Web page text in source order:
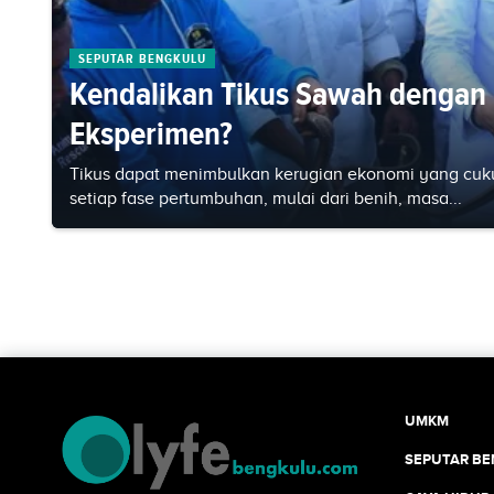
SEPUTAR BENGKULU
Kendalikan Tikus Sawah
Eksperimen?
Tikus dapat menimbulkan kerugian ekonomi yang
setiap fase pertumbuhan, mulai dari benih, masa...
UMKM
SEPUTAR